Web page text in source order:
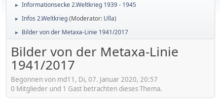
► Informationsecke 2.Weltkrieg 1939 - 1945
► Infos 2.Weltkrieg(Moderator: Ulla)
► Bilder von der Metaxa-Linie 1941/2017
Bilder von der Metaxa-Linie
1941/2017
Begonnen von md11, Di, 07. Januar 2020, 20:57
0 Mitglieder und 1 Gast betrachten dieses Thema.